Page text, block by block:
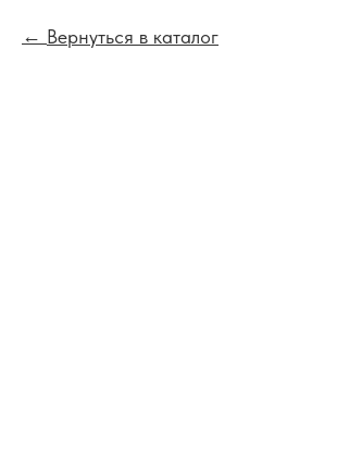
Вернуться в каталог